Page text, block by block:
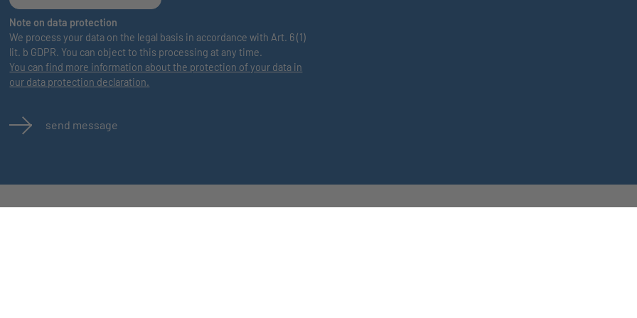
Note on data protection
We process your data on the legal basis in accordance with Art. 6 (1)
lit. b GDPR. You can object to this processing at any time.
You can find more information about the protection of your data in
our data protection declaration.
send message